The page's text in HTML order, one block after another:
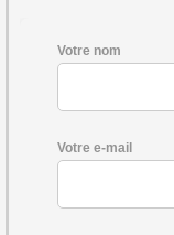
Votre nom
Votre e-mail